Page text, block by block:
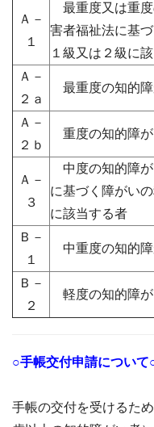
Ａ－
１
最重度又は重度
害者福祉法に基
１級又は２級に
Ａ－
２ａ
最重度の知的
Ａ－
２ｂ
重度の知的障
Ａ－
３
中度の知的障が
に基づく障がい
に該当する者
Ｂ－
１
中重度の知的
Ｂ－
２
軽度の知的障
○手帳交付申請について
手帳の交付を受けるた